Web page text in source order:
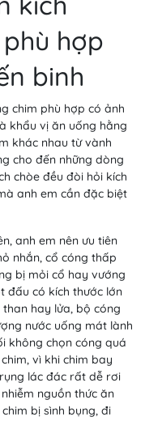
hợp
binh
chim phù hợp có ảnh
khẩu vị ăn uống hằng
khác nhau từ vành
cho đến những dòng
chòe đều đòi hỏi kích
anh em cần đặc biệt
anh em nên ưu tiên
nhắn, cổ cóng thấp
bị mỏi cổ hay vướng
đấu có kích thước lớn
hay lửa, bộ cóng
nước uống mát lành
không chọn cóng quá
vì khi chim bay
lác đác rất dễ rơi
nguồn thức ăn
bị sình bụng, đi